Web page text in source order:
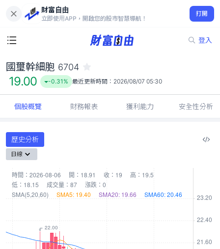
財富自由
立即使用APP，開啟您的股市智慧導航！
打開
登入
19.00
-0.31%
國璽幹細胞 6704
19.00 -0.31% 最近更新時間： 2026/08/07 05:30
個股概覽 財務報表 獲利能力 安全性分析
歷史分析
日線